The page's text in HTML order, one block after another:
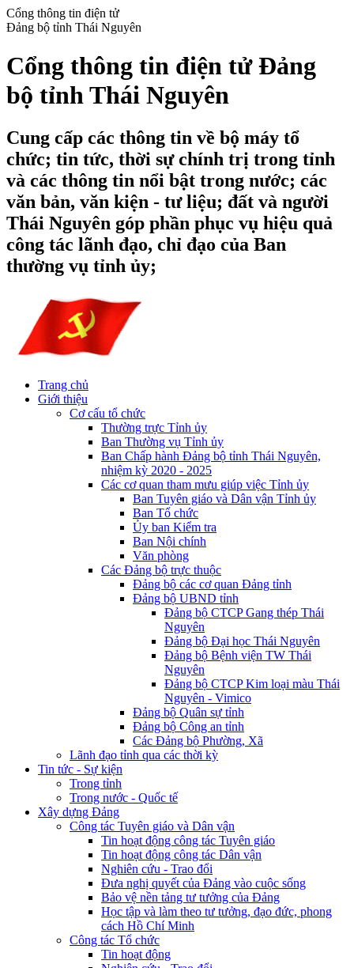
Cổng thông tin điện tử
Đảng bộ tỉnh Thái Nguyên
Cổng thông tin điện tử Đảng
bộ tỉnh Thái Nguyên
Cung cấp các thông tin về bộ máy tổ
chức; tin tức, thời sự chính trị trong tỉnh
và các thông tin nổi bật trong nước; các
văn bản, văn kiện - tư liệu; đất và người
Thái Nguyên góp phần phục vụ hiệu quả
công tác lãnh đạo, chỉ đạo của Ban
thường vụ tỉnh ủy;
Trang chủ
Giới thiệu
Cơ cấu tổ chức
Thường trực Tỉnh ủy
Ban Thường vụ Tỉnh ủy
Ban Chấp hành Đảng bộ tỉnh Thái Nguyên,
nhiệm kỳ 2020 - 2025
Các cơ quan tham mưu giúp việc Tỉnh ủy
Ban Tuyên giáo và Dân vận Tỉnh ủy
Ban Tổ chức
Ủy ban Kiểm tra
Ban Nội chính
Văn phòng
Các Đảng bộ trực thuộc
Đảng bộ các cơ quan Đảng tỉnh
Đảng bộ UBND tỉnh
Đảng bộ CTCP Gang thép Thái
Nguyên
Đảng bộ Đại học Thái Nguyên
Đảng bộ Bệnh viện TW Thái
Nguyên
Đảng bộ CTCP Kim loại màu Thái
Nguyên - Vimico
Đảng bộ Quân sự tỉnh
Đảng bộ Công an tỉnh
Các Đảng bộ Phường, Xã
Lãnh đạo tỉnh qua các thời kỳ
Tin tức - Sự kiện
Trong tỉnh
Trong nước - Quốc tế
Xây dựng Đảng
Công tác Tuyên giáo và Dân vận
Tin hoạt động công tác Tuyên giáo
Tin hoạt động công tác Dân vận
Nghiên cứu - Trao đổi
Đưa nghị quyết của Đảng vào cuộc sống
Bảo vệ nền tảng tư tưởng của Đảng
Học tập và làm theo tư tưởng, đạo đức, phong
cách Hồ Chí Minh
Công tác Tổ chức
Tin hoạt động